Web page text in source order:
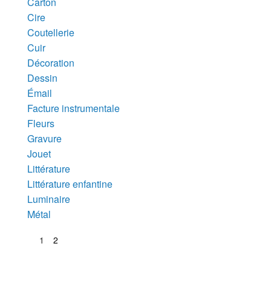
Cire
Coutellerie
Cuir
Décoration
Dessin
Émail
Facture instrumentale
Fleurs
Gravure
Jouet
Littérature
Littérature enfantine
Luminaire
Métal
1 2